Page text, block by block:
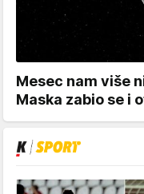
Mesec nam više
Maska zabio se i